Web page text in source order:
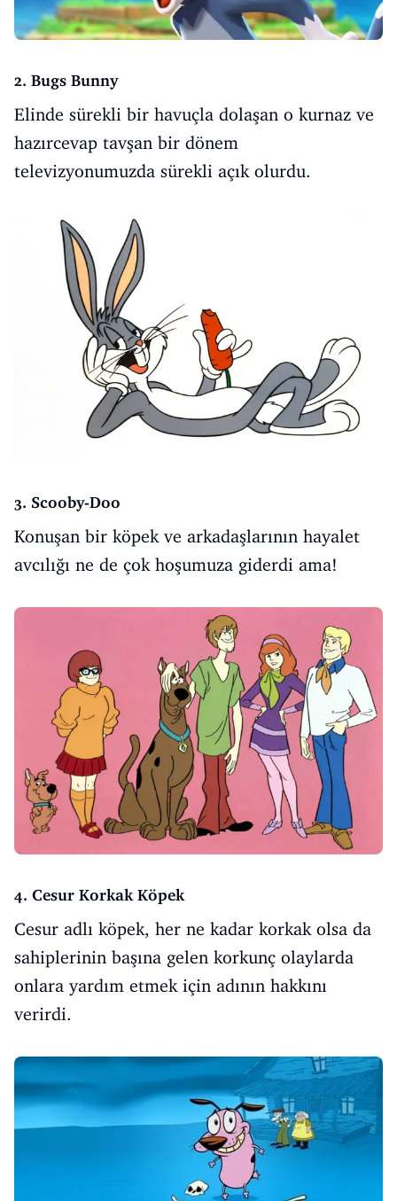
2. Bugs Bunny
Elinde sürekli bir havuçla dolaşan o kurnaz ve
hazırcevap tavşan bir dönem
televizyonumuzda sürekli açık olurdu.
3. Scooby-Doo
Konuşan bir köpek ve arkadaşlarının hayalet
avcılığı ne de çok hoşumuza giderdi ama!
4. Cesur Korkak Köpek
Cesur adlı köpek, her ne kadar korkak olsa da
sahiplerinin başına gelen korkunç olaylarda
onlara yardım etmek için adının hakkını
verirdi.